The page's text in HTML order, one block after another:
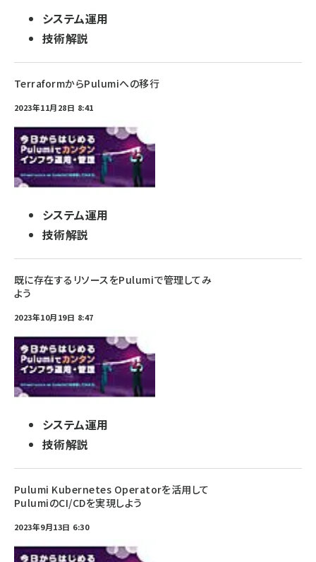
システム運用
技術解説
TerraformからPulumiへの移行
2023年11月28日 8:41
システム運用
技術解説
既に存在するリソースをPulumiで管理してみ
よう
2023年10月19日 8:47
システム運用
技術解説
Pulumi Kubernetes Operatorを活用して
PulumiのCI/CDを実現しよう
2023年9月13日 6:30